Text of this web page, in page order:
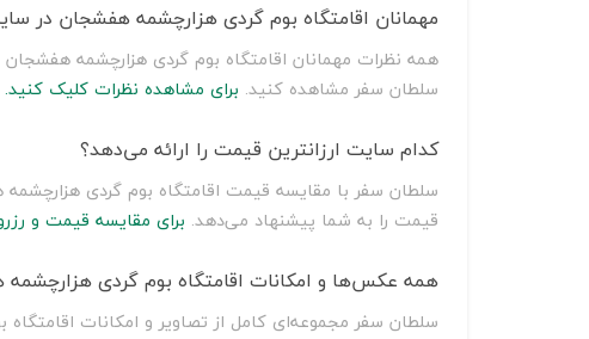
مهمانان اقامتگاه بوم گردی هزارچشمه هفشجان در
همه نظرات مهمانان اقامتگاه بوم گردی هزارچشمه
سلطان سفر مشاهده کنید. برای مشاهده نظرات کلیک کنید.
کدام سایت ارزانترین قیمت را ارائه می‌دهد؟
قیمت را به شما پیشنهاد می‌دهد. برای مقایسه قیمت و
همه عکس‌ها و امکانات اقامتگاه بوم گردی
سلطان سفر مجموعه‌ای کامل از تصاویر و امکانات